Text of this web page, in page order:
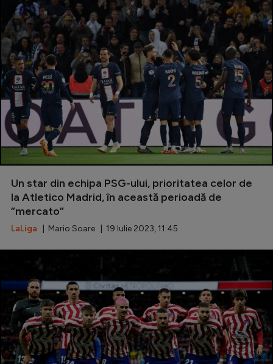
Un star din echipa PSG-ului, prioritatea celor de
la Atletico Madrid, în această perioadă de
”mercato”
LaLiga | Mario Soare | 19 Iulie 2023, 11:45